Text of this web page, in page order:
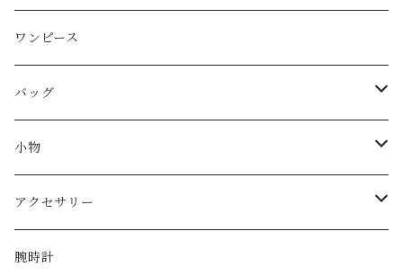
CELINE
FENDI
miu miu
Martin Margiela
Yves Saint Laurent
ワンピース
バッグ
ショルダーバッグ
ハンド/トートバッグ
リュック
小物
帽子
ベルト
アクセサリー
ネックレス
腕時計